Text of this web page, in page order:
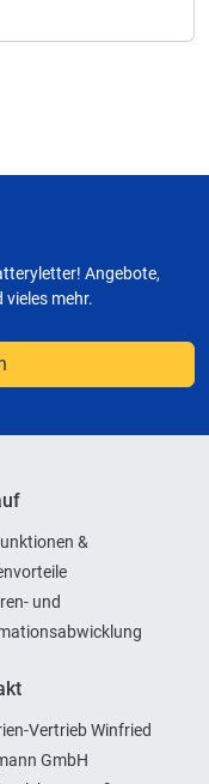
Angebote,
mehr.
&
und
Vertrieb Winfried
GmbH